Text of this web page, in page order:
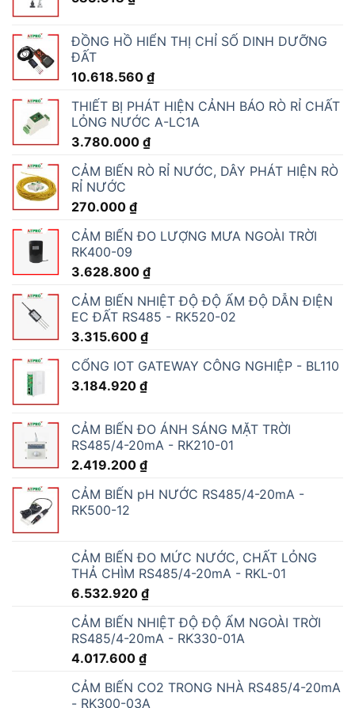
ĐỒNG HỒ HIỂN THỊ CHỈ SỐ DINH DƯỠNG
ĐẤT
10.618.560 ₫
THIẾT BỊ PHÁT HIỆN CẢNH BÁO RÒ RỈ CHẤT
LỎNG NƯỚC A-LC1A
3.780.000 ₫
CẢM BIẾN RÒ RỈ NƯỚC, DÂY PHÁT HIỆN RÒ
RỈ NƯỚC
270.000 ₫
CẢM BIẾN ĐO LƯỢNG MƯA NGOÀI TRỜI
RK400-09
3.628.800 ₫
CẢM BIẾN NHIỆT ĐỘ ĐỘ ẨM ĐỘ DẪN ĐIỆN
EC ĐẤT RS485 - RK520-02
3.315.600 ₫
CỔNG IOT GATEWAY CÔNG NGHIỆP - BL110
3.184.920 ₫
CẢM BIẾN ĐO ÁNH SÁNG MẶT TRỜI
RS485/4-20mA - RK210-01
2.419.200 ₫
CẢM BIẾN pH NƯỚC RS485/4-20mA -
RK500-12
CẢM BIẾN ĐO MỨC NƯỚC, CHẤT LỎNG
THẢ CHÌM RS485/4-20mA - RKL-01
6.532.920 ₫
CẢM BIẾN NHIỆT ĐỘ ĐỘ ẨM NGOÀI TRỜI
RS485/4-20mA - RK330-01A
4.017.600 ₫
CẢM BIẾN CO2 TRONG NHÀ RS485/4-20mA
- RK300-03A